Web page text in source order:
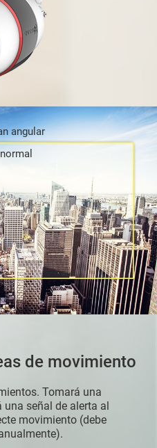
angular
de movimiento
Tomará una
señal de alerta al
movimiento (debe